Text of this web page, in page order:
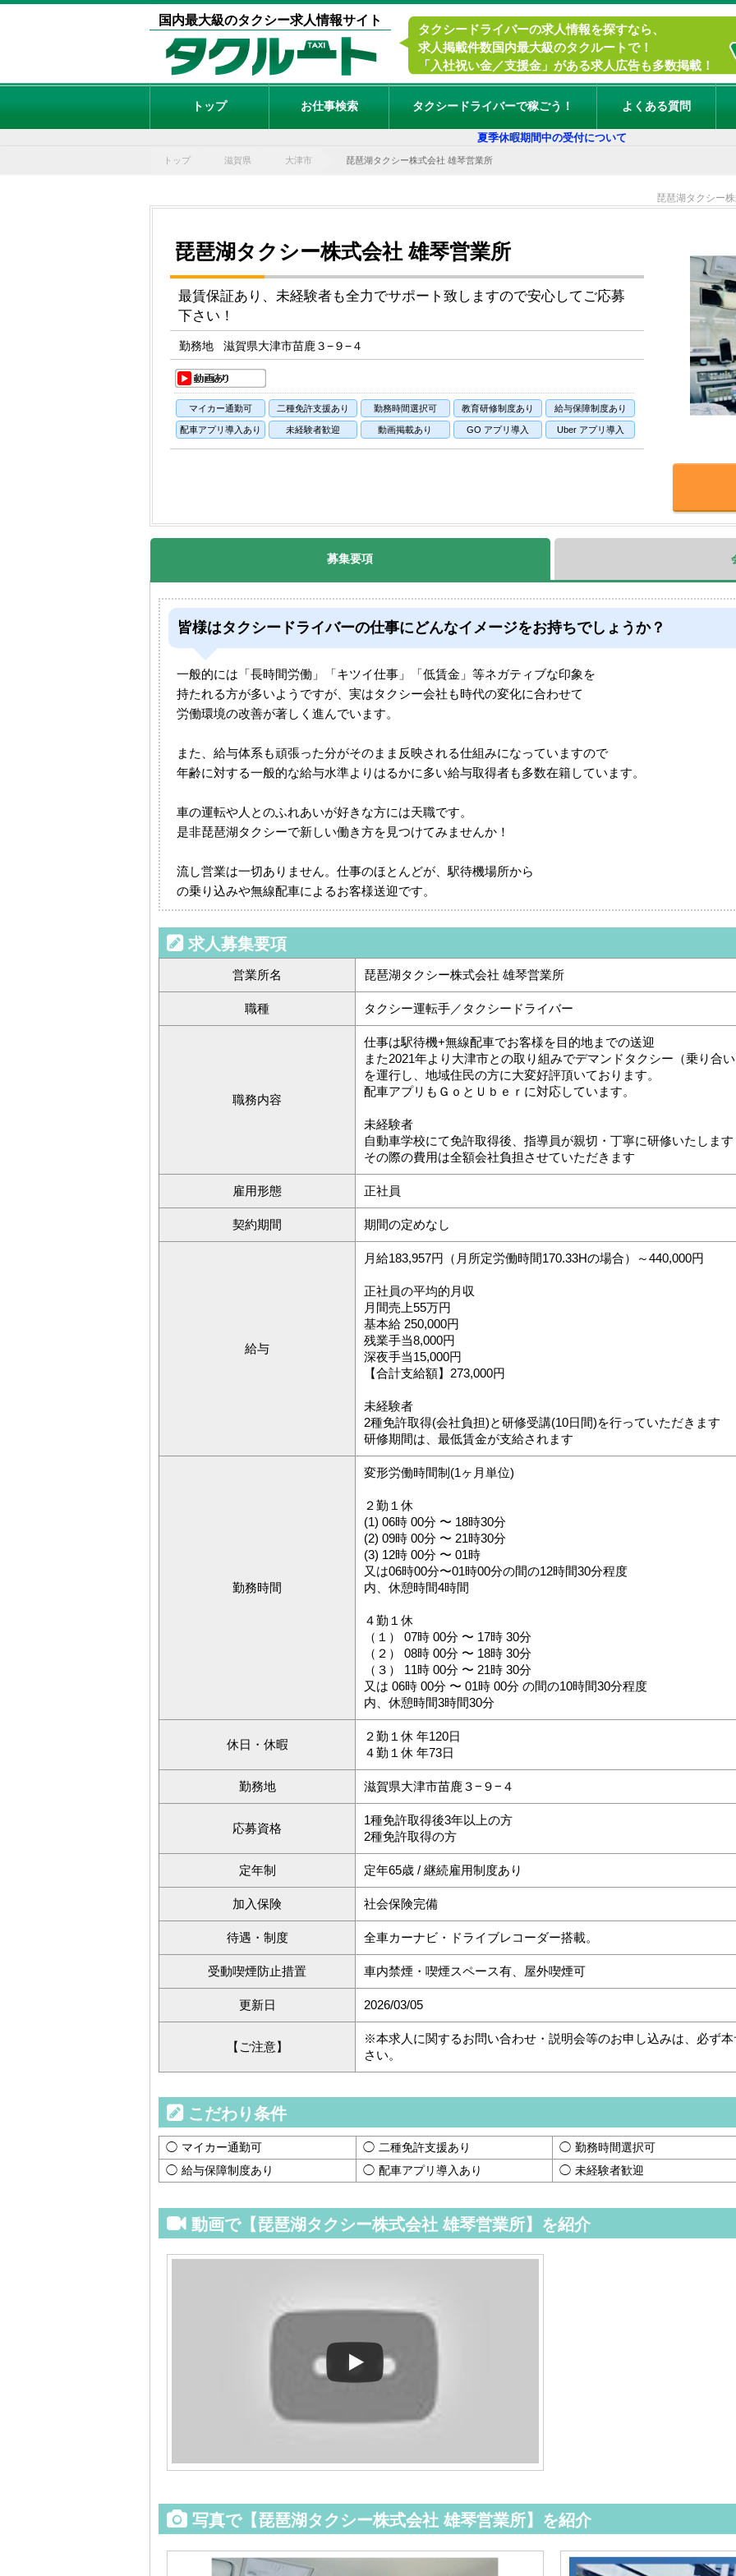
国内最大級のタクシー求人情報サイト
タクシードライバーの求人情報を探すなら、
求人掲載件数国内最大級のタクルートで！
「入社祝い金／支援金」がある求人広告も多数掲載！
トップ お仕事検索 タクシードライバーで稼ごう！ よくある質問
夏季休暇期間中の受付について
トップ 滋賀県 大津市 琵琶湖タクシー株式会社 雄琴営業所
琵琶湖タクシー
琵琶湖タクシー株式会社 雄琴営業所
最賃保証あり、未経験者も全力でサポート致しますので安心してご応募
下さい！
勤務地 滋賀県大津市苗鹿３−９−４
マイカー通勤可 二種免許支援あり 勤務時間選択可 教育研修制度あり 給与保障制度あり
配車アプリ導入あり 未経験者歓迎 動画掲載あり GO アプリ導入 Uber アプリ導入
募集要項
皆様はタクシードライバーの仕事にどんなイメージをお持ちでしょうか？
一般的には「長時間労働」「キツイ仕事」「低賃金」等ネガティブな印象を
持たれる方が多いようですが、実はタクシー会社も時代の変化に合わせて
労働環境の改善が著しく進んでいます。
また、給与体系も頑張った分がそのまま反映される仕組みになっていますので
年齢に対する一般的な給与水準よりはるかに多い給与取得者も多数在籍しています。
車の運転や人とのふれあいが好きな方には天職です。
是非琵琶湖タクシーで新しい働き方を見つけてみませんか！
流し営業は一切ありません。仕事のほとんどが、駅待機場所から
の乗り込みや無線配車によるお客様送迎です。
求人募集要項
営業所名 琵琶湖タクシー株式会社 雄琴営業所
職種 タクシー運転手／タクシードライバー
職務内容
仕事は駅待機+無線配車でお客様を目的地までの送迎
また2021年より大津市との取り組みでデマンドタクシー（乗り合い
を運行し、地域住民の方に大変好評頂いております。
配車アプリもＧｏとＵｂｅｒに対応しています。
未経験者
自動車学校にて免許取得後、指導員が親切・丁寧に研修いたします
その際の費用は全額会社負担させていただきます
雇用形態 正社員
契約期間 期間の定めなし
給与
月給183,957円（月所定労働時間170.33Hの場合）～440,000円
正社員の平均的月収
月間売上55万円
基本給 250,000円
残業手当8,000円
深夜手当15,000円
【合計支給額】273,000円
未経験者
2種免許取得(会社負担)と研修受講(10日間)を行っていただきます
研修期間は、最低賃金が支給されます
勤務時間
変形労働時間制(1ヶ月単位)
２勤１休
(1) 06時 00分 〜 18時30分
(2) 09時 00分 〜 21時30分
(3) 12時 00分 〜 01時
又は06時00分〜01時00分の間の12時間30分程度
内、休憩時間4時間
４勤１休
（１） 07時 00分 〜 17時 30分
（２） 08時 00分 〜 18時 30分
（３） 11時 00分 〜 21時 30分
又は 06時 00分 〜 01時 00分 の間の10時間30分程度
内、休憩時間3時間30分
休日・休暇
２勤１休 年120日
４勤１休 年73日
勤務地 滋賀県大津市苗鹿３−９−４
応募資格
1種免許取得後3年以上の方
2種免許取得の方
定年制 定年65歳 / 継続雇用制度あり
加入保険 社会保険完備
待遇・制度 全車カーナビ・ドライブレコーダー搭載。
受動喫煙防止措置 車内禁煙・喫煙スペース有、屋外喫煙可
更新日 2026/03/05
【ご注意】
※本求人に関するお問い合わせ・説明会等のお申し込みは、必ず
さい。
こだわり条件
マイカー通勤可 二種免許支援あり 勤務時間選択可
給与保障制度あり
配車アプリ導入あり 未経験者歓迎
動画で【琵琶湖タクシー株式会社 雄琴営業所】を紹介
写真で【琵琶湖タクシー株式会社 雄琴営業所】を紹介